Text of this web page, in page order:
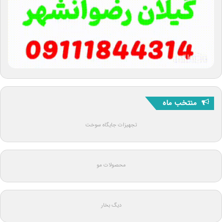
منتخب ماه
تجهیزات جایگاه سوخت
محصولات مو
دیگ بخار